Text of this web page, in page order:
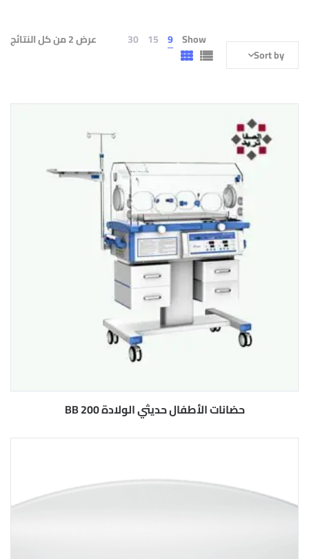
عرض ⁦2⁩ من كل النتائج Show
9
15
30
Sort by
حضانات الأطفال حديثي الولادة BB 200